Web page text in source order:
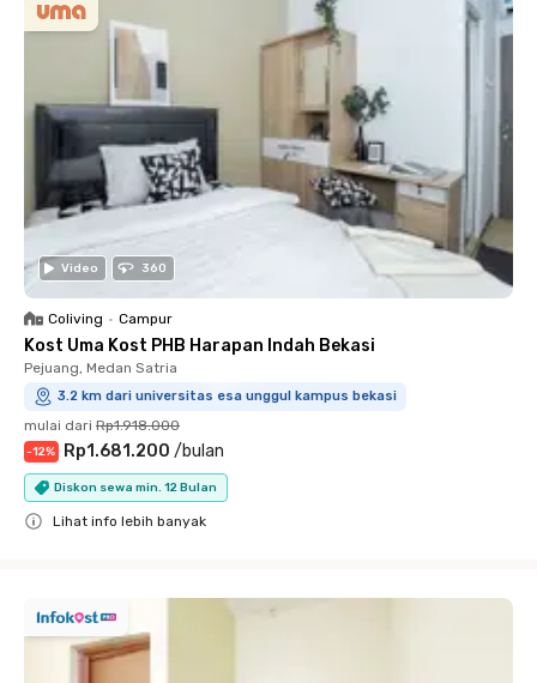
Video 360
Coliving • Campur
Kost Uma Kost PHB Harapan Indah Bekasi
Pejuang, Medan Satria
3.2 km dari universitas esa unggul kampus bekasi
mulai dari Rp1.918.000
-12% Rp1.681.200 /bulan
Diskon sewa min. 12 Bulan
Lihat info lebih banyak